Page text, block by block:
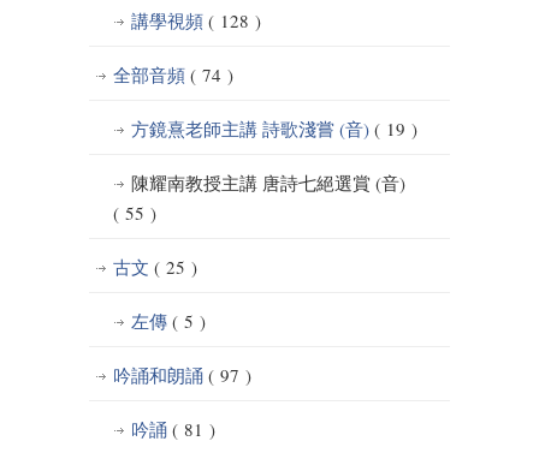
講學視頻 ( 128 )
全部音頻 ( 74 )
方鏡熹老師主講 詩歌淺嘗 (音) ( 19 )
陳耀南教授主講 唐詩七絕選賞 (音)
( 55 )
古文 ( 25 )
左傳 ( 5 )
吟誦和朗誦 ( 97 )
吟誦 ( 81 )